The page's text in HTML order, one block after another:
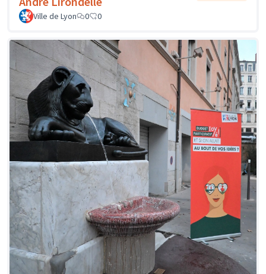
Ville de Lyon 0 0